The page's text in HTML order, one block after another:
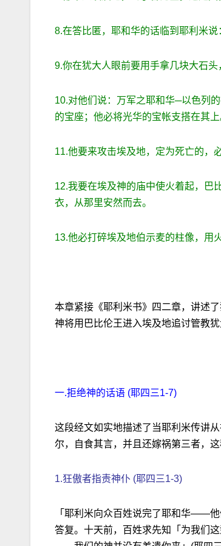
8.在答比匿，耶和华的话临到耶利米说
9.你在犹大人眼前要用手拿几块大石
10.对他们说：万军之耶和华─以色列
的宝座；他必将光华的宝帐支搭在其上
11.他要来攻击埃及地，定为死亡的，
12.我要在埃及神的庙中使火着起，巴
衣，从那里安然而去。
13.他必打碎埃及地伯示麦的柱像，用
本章紧接《耶利米书》四二章，讲述
神将用巴比伦王进入埃及地追讨管教
一.拒绝神的话语 (耶四三1-7)
这段经文如实地描述了当耶利米传讲
尔，自食其言，并且还嫁祸第三者，
1.狂傲者指责神仆 (耶四三1-3)
「耶利米向众百姓说完了耶和华——
答复。十天前，百姓求先知「为我们